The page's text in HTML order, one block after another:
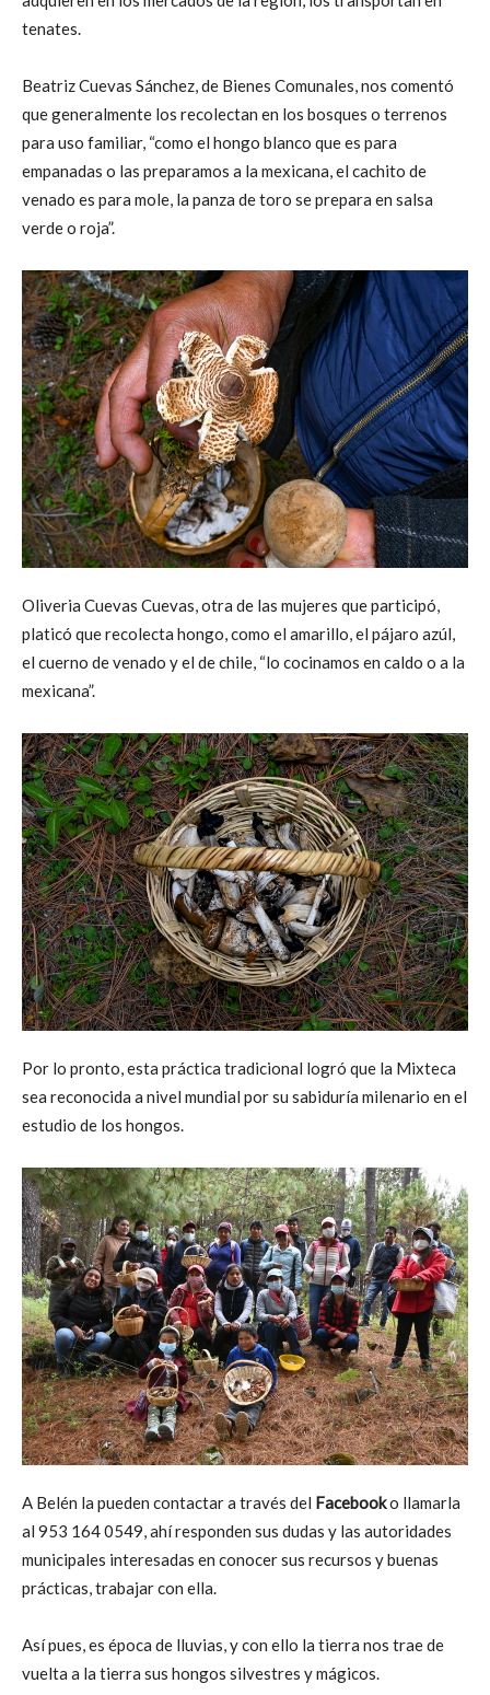
tenates.
Beatriz Cuevas Sánchez, de Bienes Comunales, nos comentó
que generalmente los recolectan en los bosques o terrenos
para uso familiar, “como el hongo blanco que es para
empanadas o las preparamos a la mexicana, el cachito de
venado es para mole, la panza de toro se prepara en salsa
verde o roja”.
Oliveria Cuevas Cuevas, otra de las mujeres que participó,
platicó que recolecta hongo, como el amarillo, el pájaro azúl,
el cuerno de venado y el de chile, “lo cocinamos en caldo o a la
mexicana”.
Por lo pronto, esta práctica tradicional logró que la Mixteca
sea reconocida a nivel mundial por su sabiduría milenario en el
estudio de los hongos.
A Belén la pueden contactar a través del Facebooko llamarla
al 953 164 0549, ahí responden sus dudas y las autoridades
municipales interesadas en conocer sus recursos y buenas
prácticas, trabajar con ella.
Así pues, es época de lluvias, y con ello la tierra nos trae de
vuelta a la tierra sus hongos silvestres y mágicos.